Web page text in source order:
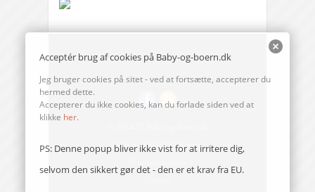
Send en mail til redaktionen
Acceptér brug af cookies på Baby-og-boern.dk
Jeg bruger cookies på sitet - ved at fortsætte, accepterer du
hermed dette.
Accepterer du ikke cookies, kan du forlade siden ved at
klikke her.
PS: Denne popup bliver ikke vist for at irritere dig,
selvom den sikkert gør det - den er et krav fra EU.